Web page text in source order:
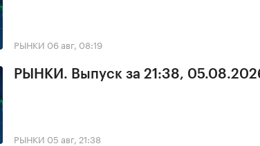
РЫНКИ 06 авг, 08:19
РЫНКИ. Выпуск за 21:38,
РЫНКИ 05 авг, 21:38